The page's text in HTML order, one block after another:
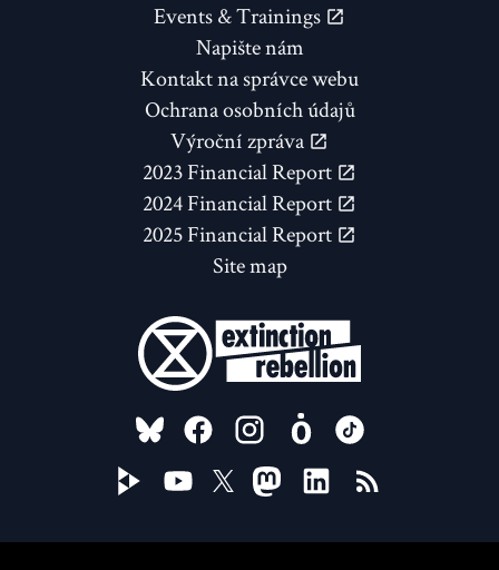
Events & Trainings
Napište nám
Kontakt na správce webu
Ochrana osobních údajů
Výroční zpráva
2023 Financial Report
2024 Financial Report
2025 Financial Report
Site map
FOLLOW US ON